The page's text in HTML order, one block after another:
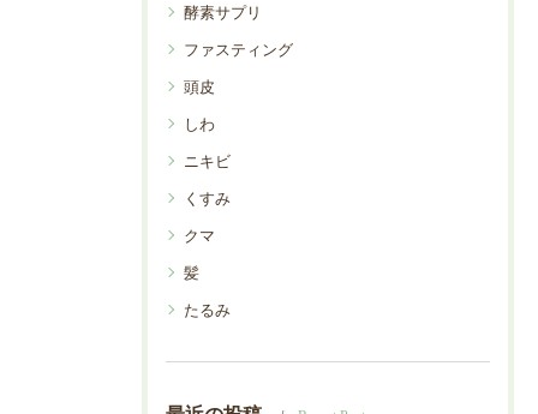
酵素サプリ
ファスティング
頭皮
しわ
ニキビ
くすみ
クマ
髪
たるみ